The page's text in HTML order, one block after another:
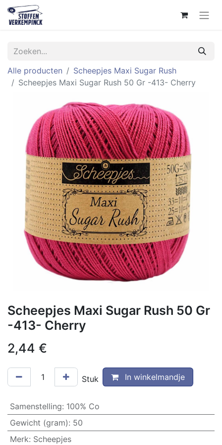
Alle producten
Scheepjes Maxi Sugar Rush
Scheepjes Maxi Sugar Rush 50 Gr -413- Cherry
Scheepjes Maxi Sugar Rush 50 Gr
-413- Cherry
2,44 €
Stuk In winkelmandje
Samenstelling: 100% Co
Gewicht (gram): 50
Merk: Scheepjes